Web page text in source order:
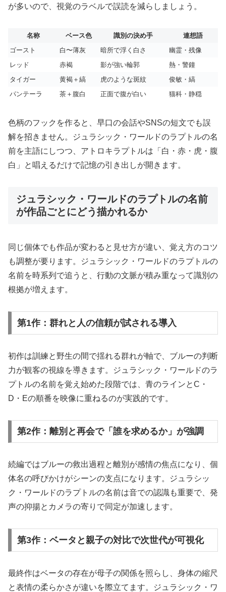
が多いので、視覚のラベルで誤読を減らしましょう。
名称 ベース色 識別の決め手
連想語
ゴースト
白〜薄灰 暗所で浮く白さ
幽霊・残像
レッド
赤褐 影が強い輪郭
熱・警鐘
タイガー
黄褐＋縞 虎のような斑紋
俊敏・縞
パンテーラ
茶＋腹白 正面で腹が白い 猫科・静穏
色柄のフックを作ると、早口の会話やSNSの短文でも誤
解を招きません。ジュラシック・ワールドのラプトルの名
前を主語にしつつ、アトロキラプトルは「白・赤・虎・腹
白」と唱えるだけで記憶の引き出しが開きます。
ジュラシック・ワールドのラプトルの名前
が作品ごとにどう描かれるか
同じ個体でも作品が変わると見せ方が違い、覚え方のコツ
も調整が要ります。ジュラシック・ワールドのラプトルの
名前を時系列で追うと、行動の文脈が積み重なって識別の
根拠が増えます。
第1作：群れと人の信頼が試される導入
初作は訓練と野生の間で揺れる群れが軸で、ブルーの判断
力が観客の視線を導きます。ジュラシック・ワールドのラ
プトルの名前を覚え始めた段階では、青のラインとC・
D・Eの順番を映像に重ねるのが実践的です。
第2作：離別と再会で「誰を求めるか」が強調
続編ではブルーの救出過程と離別が感情の焦点になり、個
体名の呼びかけがシーンの支点になります。ジュラシッ
ク・ワールドのラプトルの名前は音での認識も重要で、発
声の抑揚とカメラの寄りで同定が加速します。
第3作：ベータと親子の対比で次世代が可視化
最終作はベータの存在が母子の関係を照らし、身体の縮尺
と表情の柔らかさが違いを際立てます。ジュラシック・ワ